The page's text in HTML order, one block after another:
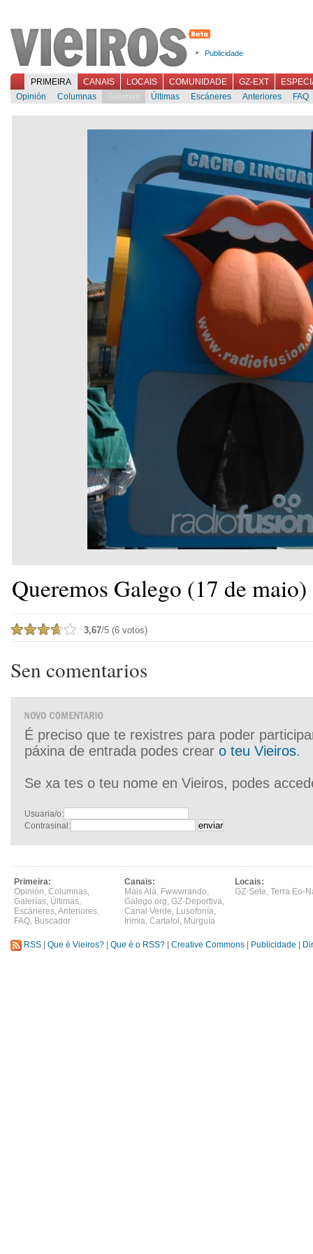
Publicidade
PRIMEIRA CANAIS LOCAIS COMUNIDADE GZ-EXT
Opinión
Columnas Galerías Últimas Escáneres Anteriores FAQ
Queremos Galego (17 de maio)
3,67/5 (6 votos)
Sen comentarios
É preciso que te rexistres para poder
páxina de entrada podes crear o teu Vieiros.
Se xa tes o teu nome en Vieiros, podes
Usuaria/o:
Contrasinal:
Primeira:
Opinión, Columnas,
Galerías, Últimas,
Escáneres,Anteriores,
FAQ, Buscador
Canais:
Máis Alá, Fwwwrando,
Galego.org, GZ-Deportiva,
Canal Verde, Lusofonía,
Irimia, Cartafol , Murguía
Locais:
GZ-Sete, Terra Eo-
RSS Que é Vieiros? Que é o RSS? Creative Commons Publicidade